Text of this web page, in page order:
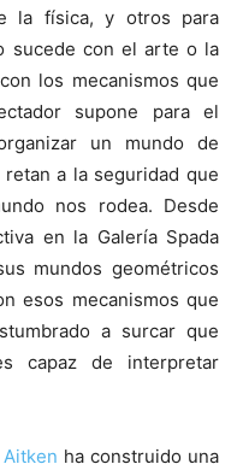
la física, y otros para
sucede con el arte o la
los mecanismos que
supone para el
un mundo de
a la seguridad que
nos rodea. Desde
en la Galería Spada
mundos geométricos
esos mecanismos que
a surcar que
capaz de interpretar
ha construido una